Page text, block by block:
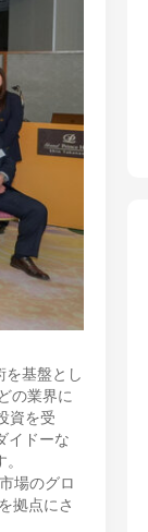
基盤とし
の業界に
資を受
イドーな
場のグロ
拠点にさ